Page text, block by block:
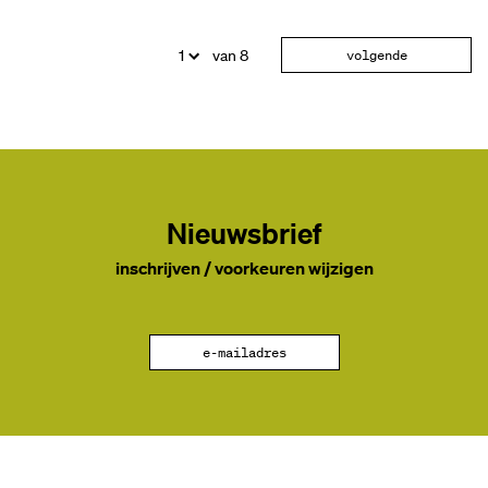
van 8 volgende
Nieuwsbrief
inschrijven / voorkeuren wijzigen
e-mailadres